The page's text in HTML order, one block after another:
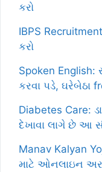
કરો
IBPS
કરો
Spoken English:
કરવા પડે, ઘરેબેઠા
Diabetes Care:
દેખાવા લાગે છે આ
Manav Kalyan
માટે ઓનલાઇન